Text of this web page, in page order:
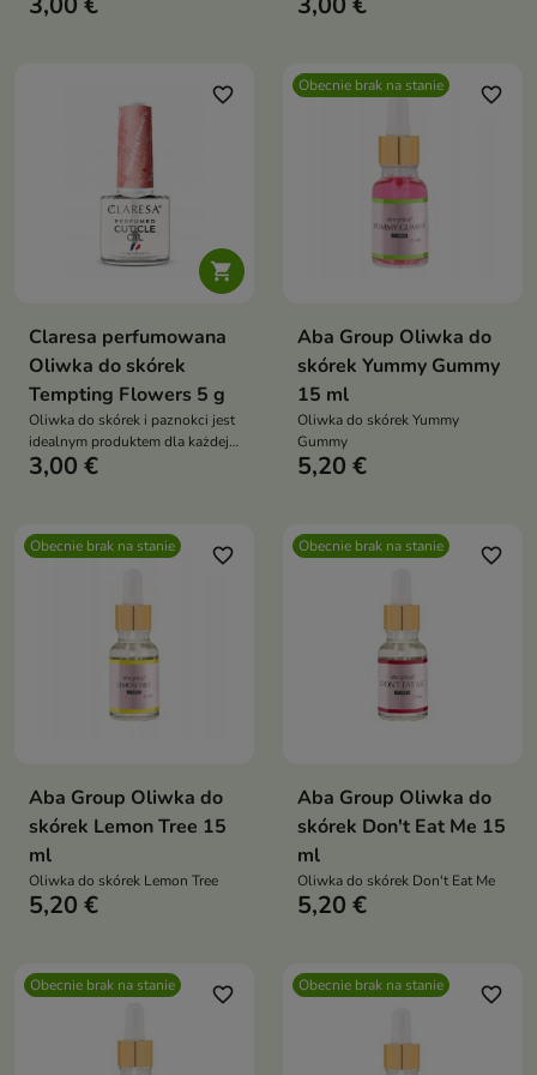

favorite_border
Claresa perfumowana
Oliwka do skórek
Tempting Flowers 5 g
Oliwka do skórek i paznokci jest
idealnym produktem dla każdej
kobiety
3,00 €
Obecnie brak na stanie favorite_border
Aba Group Oliwka do
skórek Yummy Gummy
15 ml
Oliwka do skórek Yummy
Gummy
5,20 €
Obecnie brak na stanie favorite_border
Aba Group Oliwka do
skórek Lemon Tree 15
ml
Oliwka do skórek Lemon Tree
5,20 €
Obecnie brak na stanie favorite_border
Aba Group Oliwka do
skórek Don't Eat Me 15
ml
Oliwka do skórek Don't Eat Me
5,20 €
Obecnie brak na stanie favorite_border Obecnie brak na stanie favorite_border